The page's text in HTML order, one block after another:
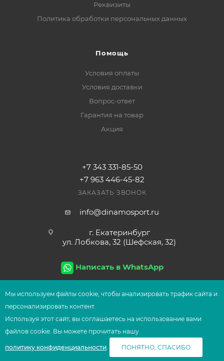
В КОРЗИНУ
Реквизиты
Политика обработки персональных данных
Помощь
Условия оплаты
Условия доставки
Вопрос-ответ
Гарантия на товар
Акция
+7 343 331-85-50
+7 963 446-45-82
ЗАКАЗАТЬ ЗВОНОК
info@dinamosport.ru
г. Екатеринбург
ул. Лобкова, 32 (Шефская, 32)
Написать в WhatsApp
2026© Сеть магазинов UFOsport
Мы используем файлы сооkіе, чтобы анализировать трафик сайта и
персонализировать контент.
Используя этот сайт, вы соглашаетесь на использование вами
файлов сооkіе. Вы можете прочитать нашу
политику конфиденциальности.
ПОНЯТНО, СПАСИБО